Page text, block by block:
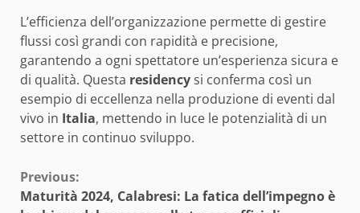
L’efficienza dell’organizzazione permette di gestire
flussi così grandi con rapidità e precisione,
garantendo a ogni spettatore un’esperienza sicura e
di qualità. Questa residencysi conferma così un
esempio di eccellenza nella produzione di eventi dal
vivo in Italia, mettendo in luce le potenzialità di un
settore in continuo sviluppo.
Continue
Previous:
Maturità 2024, Calabresi: La fatica dell’impegno è